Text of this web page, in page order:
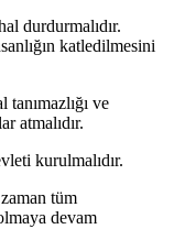
durdurmalıdır.
katledilmesini
ve
atmalıdır.
kurulmalıdır.
tüm
devam